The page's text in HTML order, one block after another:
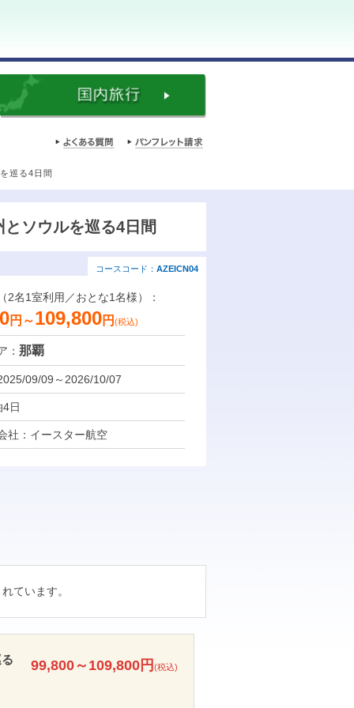
巡る4日間
ソウルを巡る4日間
コースコード： AZEICN04
2名1室利用／おとな1名様）：
円～109,800円 (税込)
： 那覇
09/09～2026/10/07
日
社：イースター航空
ています。
99,800～109,800円 (税込)